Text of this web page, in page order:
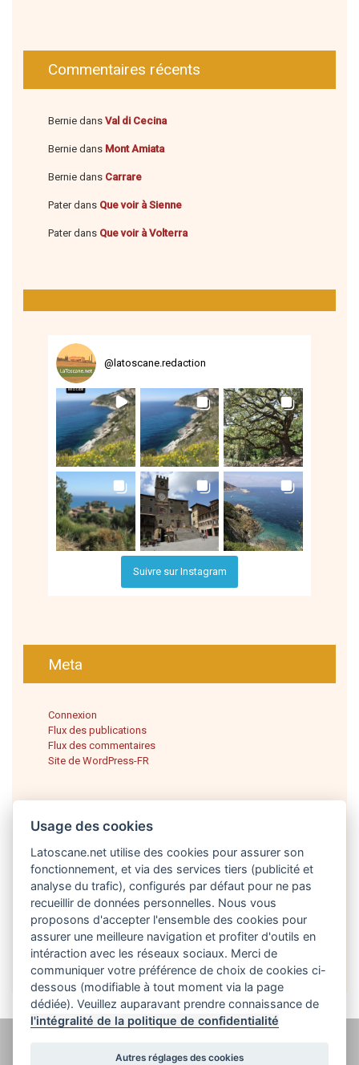
Commentaires récents
Bernie dans Val di Cecina
Bernie dans Mont Amiata
Bernie dans Carrare
Paterdans Que voir à Sienne
Paterdans Que voir à Volterra
@ latoscane.redaction
Suivre sur Instagram
Meta
Connexion
Flux des publications
Flux des commentaires
Site de WordPress-FR
Français
Usage des cookies
Latoscane.net utilise des cookies pour assurer son
fonctionnement, et via des services tiers (publicité et
analyse du trafic), configurés par défaut pour ne pas
recueillir de données personnelles. Nous vous
proposons d'accepter l'ensemble des cookies pour
assurer une meilleure navigation et profiter d'outils en
intéraction avec les réseaux sociaux. Merci de
communiquer votre préférence de choix de cookies ci-
dessous (modifiable à tout moment via la page
dédiée). Veuillez auparavant prendre connaissance de
l'intégralité de la politique de confidentialité
Autres réglages des cookies